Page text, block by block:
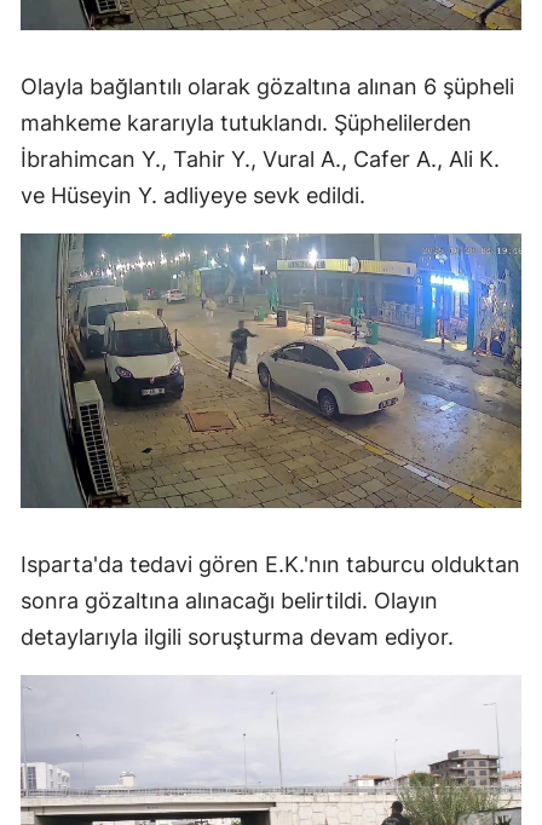
Olayla bağlantılı olarak gözaltına alınan 6 şüpheli
mahkeme kararıyla tutuklandı. Şüphelilerden
İbrahimcan Y., Tahir Y., Vural A., Cafer A., Ali K.
ve Hüseyin Y. adliyeye sevk edildi.
Isparta'da tedavi gören E.K.'nın taburcu olduktan
sonra gözaltına alınacağı belirtildi. Olayın
detaylarıyla ilgili soruşturma devam ediyor.